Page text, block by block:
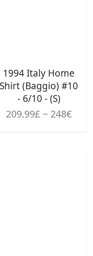
1994 Italy Home
Shirt (Baggio) #10
- 6/10 - (S)
209.99£ ~ 248€